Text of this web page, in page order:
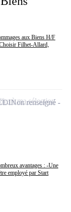
aux Biens H/F
Filhet-Allard,
avantages : -Une
employé par Start
Non renseigné
à ma sélection